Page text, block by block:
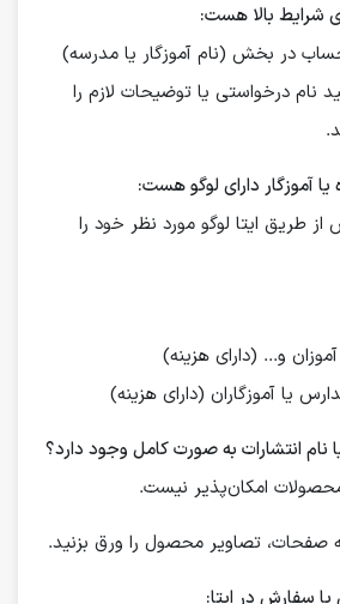
شرایط بالا هست:
در بخش (نام آموزگار یا مدرسه)
نام درخواستی یا توضیحات لازم را
یا آموزگار دارای لوگو هست:
طریق ایتا لوگو مورد نظر خود را
و... (دارای هزینه)
یا آموزگاران (دارای هزینه)
نام انتشارات به صورت کامل وجود دارد؟
امکان‌پذیر نیست.
صفحات، تصاویر محصول را ورق بزنید.
سفارش در ایتا: